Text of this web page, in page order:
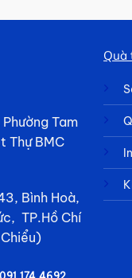
Tam
Thự BMC
Bình Hoà,
TP.Hồ Chí
Quà